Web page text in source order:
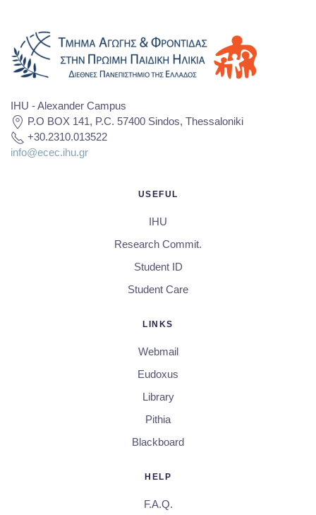
IHU - Alexander Campus
P.O BOX 141, P.C. 57400 Sindos, Thessaloniki
+30.2310.013522
info@ecec.ihu.gr
USEFUL
IHU
Research Commit.
Student ID
Student Care
LINKS
Webmail
Eudoxus
Library
Pithia
Blackboard
HELP
F.A.Q.